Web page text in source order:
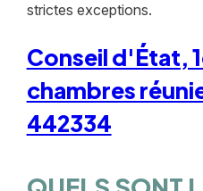
strictes exceptions.
Conseil d'État,
chambres
442334